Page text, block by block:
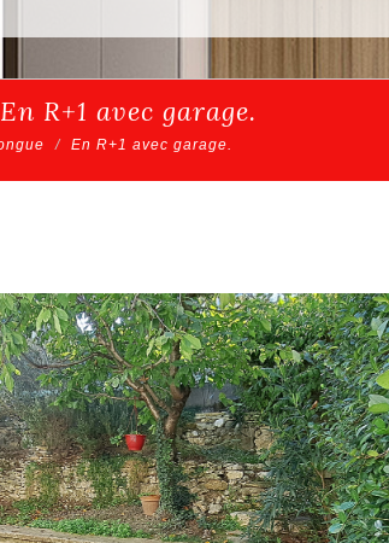
En R+1 avec garage.
En R+1 avec garage.